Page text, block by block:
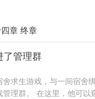
章 终章
了管理群
求生游戏，与一间宿舍
管理群。 在这里，他可